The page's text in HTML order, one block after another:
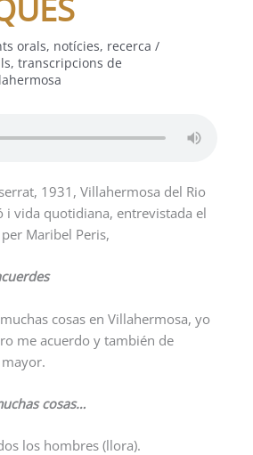
orals, notícies, recerca /
, transcripcions de
1931, Villahermosa del Rio
i vida quotidiana, entrevistada el
Maribel Peris,
cosas en Villahermosa, yo
me acuerdo y también de
cosas…
los hombres (llora).